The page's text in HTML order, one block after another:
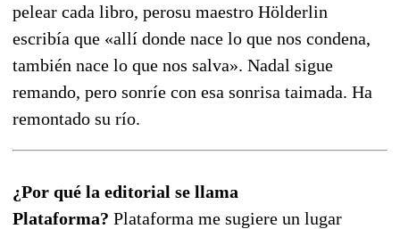
pelear cada libro, perosu maestro Hölderlin
escribía que «allí donde nace lo que nos condena,
también nace lo que nos salva». Nadal sigue
remando, pero sonríe con esa sonrisa taimada. Ha
remontado su río.
¿Por qué la editorial se llama
Plataforma? Plataforma me sugiere un lugar